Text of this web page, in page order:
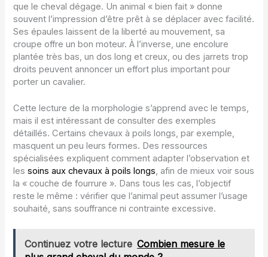
que le cheval dégage. Un animal « bien fait » donne
souvent l’impression d’être prêt à se déplacer avec facilité.
Ses épaules laissent de la liberté au mouvement, sa
croupe offre un bon moteur. À l’inverse, une encolure
plantée très bas, un dos long et creux, ou des jarrets trop
droits peuvent annoncer un effort plus important pour
porter un cavalier.
Cette lecture de la morphologie s’apprend avec le temps,
mais il est intéressant de consulter des exemples
détaillés. Certains chevaux à poils longs, par exemple,
masquent un peu leurs formes. Des ressources
spécialisées expliquent comment adapter l’observation et
lessoins aux chevaux à poils longs, afin de mieux voir sous
la « couche de fourrure ». Dans tous les cas, l’objectif
reste le même : vérifier que l’animal peut assumer l’usage
souhaité, sans souffrance ni contrainte excessive.
Continuez votre lecture Combien mesure le